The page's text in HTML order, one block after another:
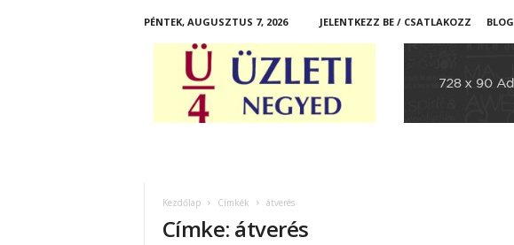
PÉNTEK, AUGUSZTUS 7, 2026 JELENTKEZZ BE / CSATLAKOZZ BLOG
Kezdőlap Címkék átverés
Címke: átverés